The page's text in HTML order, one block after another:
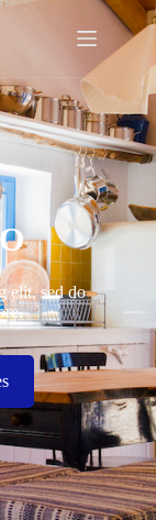
elit, sed do